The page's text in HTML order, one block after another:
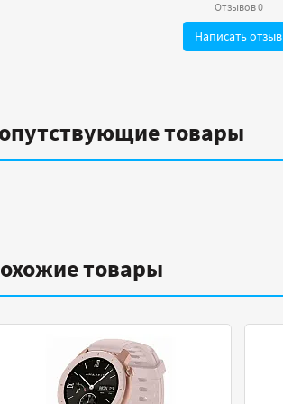
Отзывов 0
Написать отзыв
товары
товары